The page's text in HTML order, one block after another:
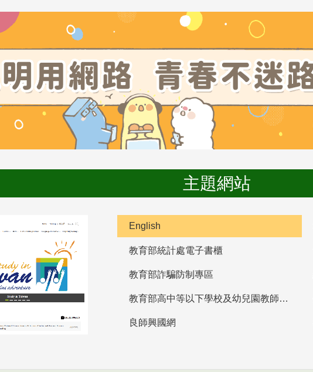
主題網站
English
教育部統計處電子書櫃
教育部詐騙防制專區
教育部高中等以下學校及幼兒園教師資格檢定考試
良師興國網